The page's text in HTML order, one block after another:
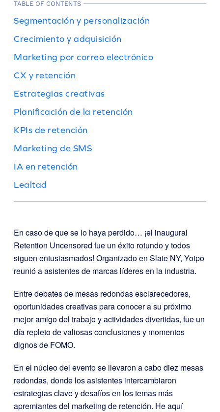
TABLE OF CONTENTS
Segmentación y personalización
Crecimiento y adquisición
Marketing por correo electrónico
CX y retención
Estrategias creativas
Planificación de la retención
KPIs de retención
Marketing de SMS
IA en retención
Lealtad
En caso de que se lo haya perdido… ¡el inaugural
Retention Uncensored fue un éxito rotundo y todos
siguen entusiasmados! Organizado en Slate NY, Yotpo
reunió a asistentes de marcas líderes en la industria.
Entre debates de mesas redondas esclarecedores,
oportunidades creativas para conocer a su próximo
mejor amigo del trabajo y actividades divertidas, fue un
día repleto de valiosas conclusiones y momentos
dignos de FOMO.
En el núcleo del evento se llevaron a cabo diez mesas
redondas, donde los asistentes intercambiaron
estrategias clave y desafíos en los temas más
apremiantes del marketing de retención. He aquí